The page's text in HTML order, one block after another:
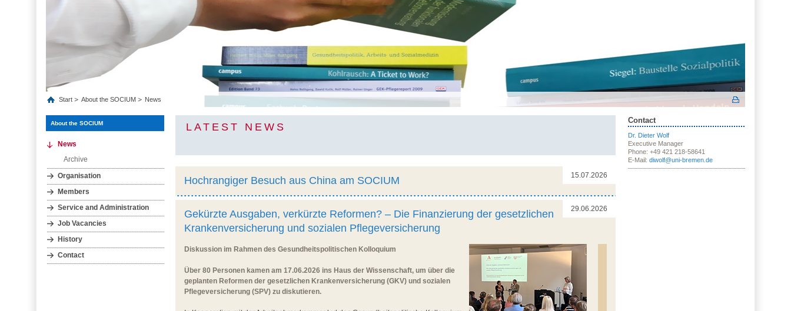
Start About the SOCIUM News
About the SOCIUM
News
Archive
Organisation
Members
Service and Administration
Job Vacancies
History
Contact
LATEST NEWS
15.07.2026
Hochrangiger Besuch aus China am SOCIUM
29.06.2026
Gekürzte Ausgaben, verkürzte Reformen? – Die Finanzierung der gesetzlichen
Krankenversicherung und sozialen Pflegeversicherung
Diskussion im Rahmen des Gesundheitspolitischen Kolloquium
Über 80 Personen kamen am 17.06.2026 ins Haus der Wissenschaft, um über die
geplanten Reformen der gesetzlichen Krankenversicherung (GKV) und sozialen
Pflegeversicherung (SPV) zu diskutieren.
Contact
Dr. Dieter Wolf
Executive Manager
Phone: +49 421 218-58641
E-Mail: diwolf@uni-bremen.de